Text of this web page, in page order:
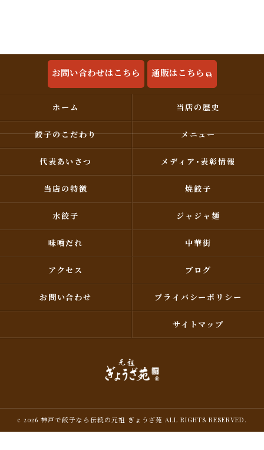
お問い合わせはこちら 通販はこちら
ホーム 当店の歴史
餃子のこだわり メニュー
代表あいさつ メディア･表彰情報
当店の特徴 焼餃子
水餃子 ジャジャ麺
味噌だれ 中華街
アクセス ブログ
お問い合わせ プライバシーポリシー
サイトマップ
c 2026 神戸で餃子なら伝統の元祖 ぎょうざ苑 ALL RIGHTS RESERVED.